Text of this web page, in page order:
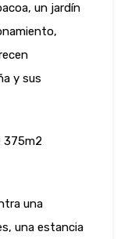
un jardín
y sus
375m2
una
una estancia